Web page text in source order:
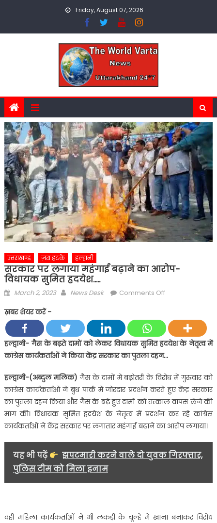
Friday, August 07, 2026
उत्तराखण्ड ज़रा हटके हल्द्वानी
सरकार पर लगाया महंगाई बढ़ाने का आरोप-
विधायक सुमित ह्रदयेश…..
Posted
March 2, 2023 Author
News Desk Comments Offon
लगाया
महंगाई
बढ़ाने
का
विधायक
सुमित
ह्रदयेश…..
ख़बर शेयर करें -
हल्द्वानी- गैस के बढ़ते दामों को लेकर विधायक सुमित ह्रदयेश के नेतृत्व में
कांग्रेस कार्यकर्ताओं ने किया केंद्र सरकार का पुतला दहन…
हल्द्वानी-(अब्दुल मलिक) गैस के दामों में बढ़ोतरी के विरोध में गुरुवार को
कांग्रेस कार्यकर्ताओं ने बुध पार्क में जोरदार प्रदर्शन करते हुए केंद्र सरकार
का पुतला दहन किया और गैस के बढ़े हुए दामों को तत्काल वापस लेने की
मांग की। विधायक सुमित ह्रदयेश के नेतृत्व में प्रदर्शन कर रहे कांग्रेस
कार्यकर्ताओं ने केंद्र सरकार पर लगातार महंगाई बढ़ाने का आरोप लगाया।
यह भी पढ़ें
झपटमारी करने वाले दो युवक गिरफ्तार,
पुलिस टीम को मिला इनाम
वहीं महिला कार्यकर्ताओं ने भी लकड़ी के चूल्हे में खाना बनाकर विरोध